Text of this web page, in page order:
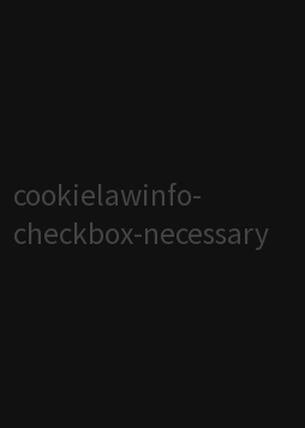
cookielawinfo-
checkbox-necessary